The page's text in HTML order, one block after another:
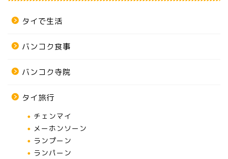
タイで生活
バンコク食事
バンコク寺院
タイ旅行
チェンマイ
メーホンソーン
ランプーン
ランパーン